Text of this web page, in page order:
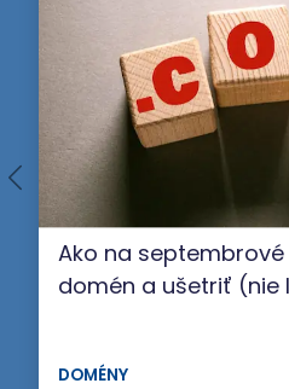
Ako na
domén a ušetriť (nie
DOMÉNY